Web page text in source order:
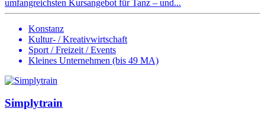
umfangreichsten Kursangebot für Tanz – und...
Konstanz
Kultur- / Kreativwirtschaft
Sport / Freizeit / Events
Kleines Unternehmen (bis 49 MA)
Simplytrain